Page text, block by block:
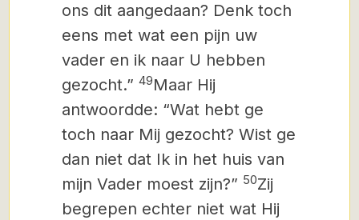
ons dit aangedaan? Denk toch
eens met wat een pijn uw
vader en ik naar U hebben
gezocht.” 49Maar Hij
antwoordde: “Wat hebt ge
toch naar Mij gezocht? Wist ge
dan niet dat Ik in het huis van
mijn Vader moest zijn?” 50Zij
begrepen echter niet wat Hij